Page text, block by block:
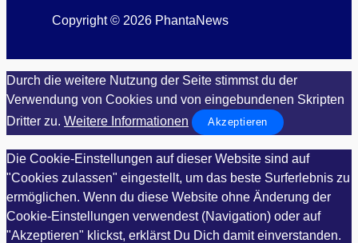
Copyright © 2026 PhantaNews
Durch die weitere Nutzung der Seite stimmst du der
Verwendung von Cookies und von eingebundenen Skripten
Dritter zu. Weitere Informationen Akzeptieren
Die Cookie-Einstellungen auf dieser Website sind auf
"Cookies zulassen" eingestellt, um das beste Surferlebnis zu
ermöglichen. Wenn du diese Website ohne Änderung der
Cookie-Einstellungen verwendest (Navigation) oder auf
"Akzeptieren" klickst, erklärst Du Dich damit einverstanden.